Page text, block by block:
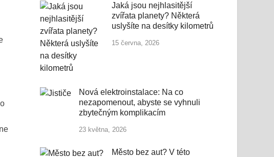
Jaká jsou nejhlasitější
zvířata planety? Některá
uslyšíte na desítky kilometrů
15 června, 2026
Nová elektroinstalace: Na co
nezapomenout, abyste se vyhnuli
zbytečným komplikacím
23 května, 2026
Město bez aut? V této